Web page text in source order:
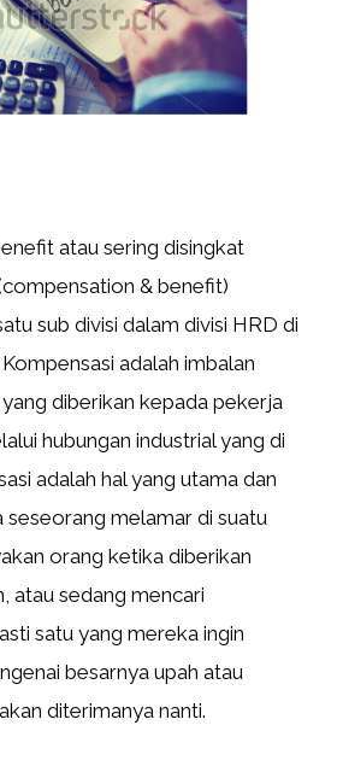
atau sering disingkat
& benefit)
sub divisi dalam divisi HRD di
adalah imbalan
diberikan kepada pekerja
hubungan industrial yang di
adalah hal yang utama dan
melamar di suatu
orang ketika diberikan
atau sedang mencari
satu yang mereka ingin
besarnya upah atau
diterimanya nanti.